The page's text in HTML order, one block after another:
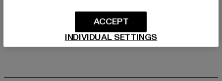
LIEFERUNG & RÜCKGABE
INDIVIDUAL SETTINGS
ACCEPT